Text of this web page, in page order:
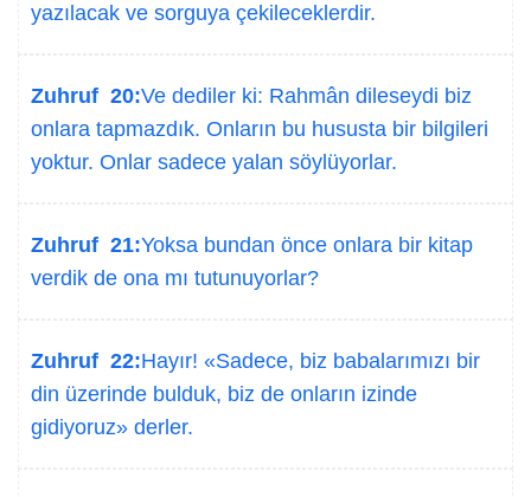
yazılacak ve sorguya çekileceklerdir.
Zuhruf 20:Ve dediler ki: Rahmân dileseydi biz
onlara tapmazdık. Onların bu hususta bir bilgileri
yoktur. Onlar sadece yalan söylüyorlar.
Zuhruf 21:Yoksa bundan önce onlara bir kitap
verdik de ona mı tutunuyorlar?
Zuhruf 22:Hayır! «Sadece, biz babalarımızı bir
din üzerinde bulduk, biz de onların izinde
gidiyoruz» derler.